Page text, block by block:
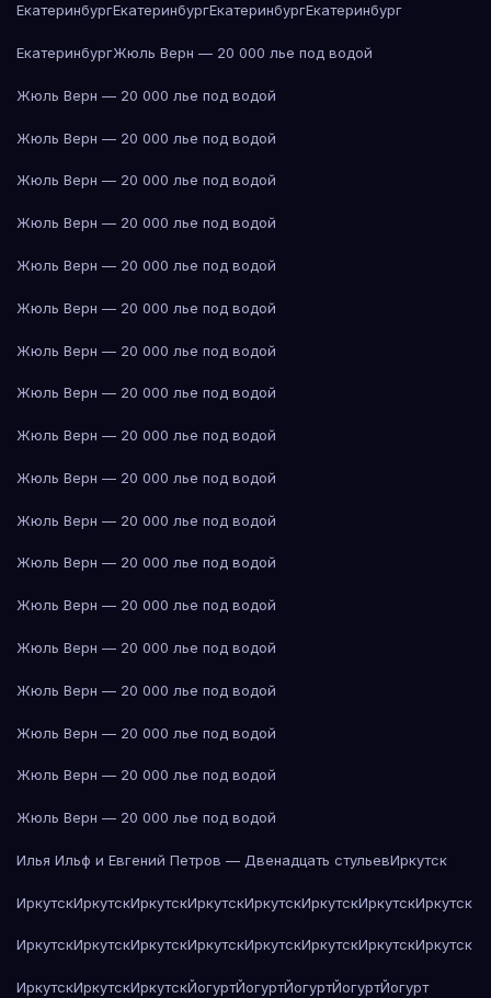
ЕкатеринбургЕкатеринбургЕкатеринбургЕкатеринбург
ЕкатеринбургЖюль Верн — 20 000 лье под водой
Жюль Верн — 20 000 лье под водой
Жюль Верн — 20 000 лье под водой
Жюль Верн — 20 000 лье под водой
Жюль Верн — 20 000 лье под водой
Жюль Верн — 20 000 лье под водой
Жюль Верн — 20 000 лье под водой
Жюль Верн — 20 000 лье под водой
Жюль Верн — 20 000 лье под водой
Жюль Верн — 20 000 лье под водой
Жюль Верн — 20 000 лье под водой
Жюль Верн — 20 000 лье под водой
Жюль Верн — 20 000 лье под водой
Жюль Верн — 20 000 лье под водой
Жюль Верн — 20 000 лье под водой
Жюль Верн — 20 000 лье под водой
Жюль Верн — 20 000 лье под водой
Жюль Верн — 20 000 лье под водой
Жюль Верн — 20 000 лье под водой
Илья Ильф и Евгений Петров — Двенадцать стульевИркутск
ИркутскИркутскИркутскИркутскИркутскИркутскИркутскИркутск
ИркутскИркутскИркутскИркутскИркутскИркутскИркутскИркутск
ИркутскИркутскИркутскЙогуртЙогуртЙогуртЙогуртЙогурт